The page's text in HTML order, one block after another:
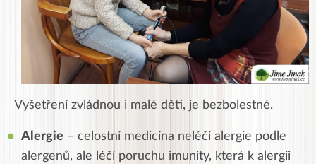
Vyšetření zvládnou i malé děti, je bezbolestné.
Alergie – celostní medicína neléčí alergie podle
alergenů, ale léčí poruchu imunity, která k alergii